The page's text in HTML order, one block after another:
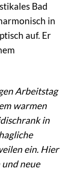
Bad
in
auf. Er
Arbeitstag
warmen
in
ein. Hier
und neue